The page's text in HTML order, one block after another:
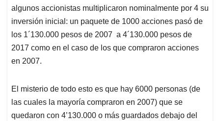
algunos accionistas multiplicaron nominalmente por 4 su
inversión inicial: un paquete de 1000 acciones pasó de
los 1´130.000 pesos de 2007 a 4´130.000 pesos de
2017 como en el caso de los que compraron acciones
en 2007.
El misterio de todo esto es que hay 6000 personas (de
las cuales la mayoría compraron en 2007) que se
quedaron con 4’130.000 o más guardados debajo del